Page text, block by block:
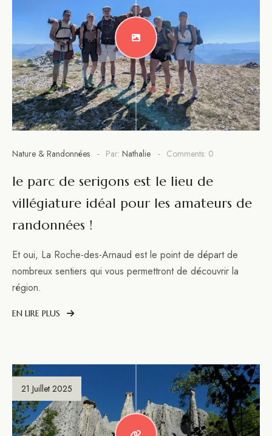
Nature & Randonnées Par: Nathalie Comments: 0
le parc de serigons est le lieu de
villégiature idéal pour les amateurs de
randonnées !
Et oui, La Roche-des-Arnaud est le point de départ de
nombreux sentiers qui vous permettront de découvrir la
région.
EN LIRE PLUS
21 Juillet 2025